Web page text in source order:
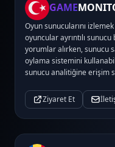
GAME
Oyun sunucularını
oyuncular ayrıntılı
yorumlar alırken, sunucu
oylama sistemini
sunucu analitiğine erişim
Ziyaret Et